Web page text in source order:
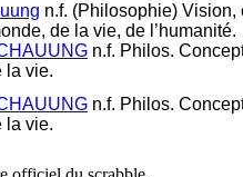
n.f. (Philosophie) Vision,
de la vie, de l’humanité.
n.f. Philos.
la vie.
n.f. Philos.
la vie.